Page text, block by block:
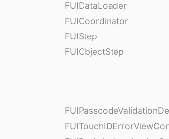
FUIDataLoader
FUICoordinator
FUIStep
FUIObjectStep